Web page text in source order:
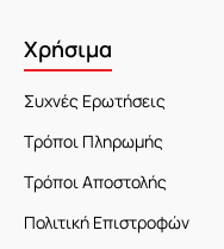
Χρήσιμα
Συχνές Ερωτήσεις
Τρόποι Πληρωμής
Τρόποι Αποστολής
Πολιτική Επιστροφών